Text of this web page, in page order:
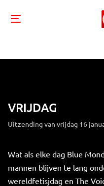
VRIJDAG
Uitzending van vrijdag 16
Wat als elke dag Blue
mannen blijven te lang
wereldfetisjdag en The